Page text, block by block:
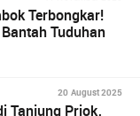
Terbongkar!
Tuduhan
20 August 2025
Tanjung Priok,